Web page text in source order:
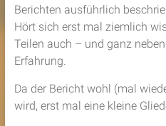
Berichten ausführlich
Hört sich erst mal ziemlich
Teilen auch – und ganz
Erfahrung.
Da der Bericht wohl (mal
wird, erst mal eine kleine